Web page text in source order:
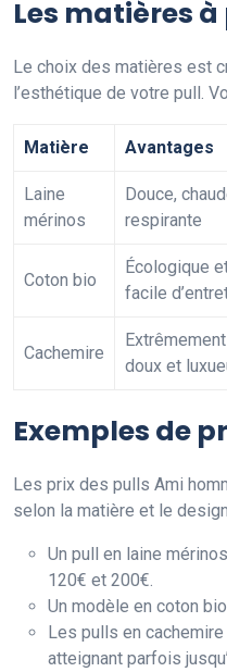
Les matières
Le choix des matières est
l’esthétique de votre pull.
Matière Avantages
Laine
mérinos
Douce,
respirante
Coton bio
Écologique
facile
Cachemire
Extrêmement
doux et
Exemples de
Les prix des pulls Ami
selon la matière et le
Un pull en laine
120€ et 200€.
Un modèle en coton
Les pulls en
atteignant parfois